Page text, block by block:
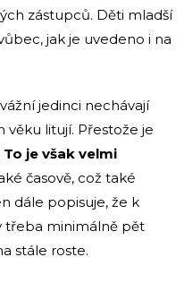
zástupců. Děti mladší
jak je uvedeno i na
jedinci nechávají
věku litují. Přestože je
To je však velmi
časově, což také
dále popisuje, že k
třeba minimálně pět
stále roste.